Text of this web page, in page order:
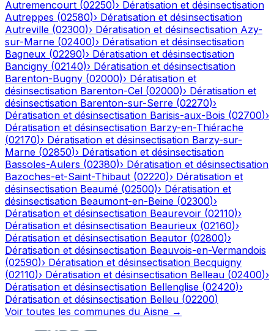
Autremencourt (02250)› Dératisation et désinsectisation
Autreppes (02580)› Dératisation et désinsectisation
Autreville (02300)› Dératisation et désinsectisation Azy-
sur-Marne (02400)› Dératisation et désinsectisation
Bagneux (02290)› Dératisation et désinsectisation
Bancigny (02140)› Dératisation et désinsectisation
Barenton-Bugny (02000)› Dératisation et
désinsectisation Barenton-Cel (02000)› Dératisation et
désinsectisation Barenton-sur-Serre (02270)›
Dératisation et désinsectisation Barisis-aux-Bois (02700)›
Dératisation et désinsectisation Barzy-en-Thiérache
(02170)› Dératisation et désinsectisation Barzy-sur-
Marne (02850)› Dératisation et désinsectisation
Bassoles-Aulers (02380)› Dératisation et désinsectisation
Bazoches-et-Saint-Thibaut (02220)› Dératisation et
désinsectisation Beaumé (02500)› Dératisation et
désinsectisation Beaumont-en-Beine (02300)›
Dératisation et désinsectisation Beaurevoir (02110)›
Dératisation et désinsectisation Beaurieux (02160)›
Dératisation et désinsectisation Beautor (02800)›
Dératisation et désinsectisation Beauvois-en-Vermandois
(02590)› Dératisation et désinsectisation Becquigny
(02110)› Dératisation et désinsectisation Belleau (02400)›
Dératisation et désinsectisation Bellenglise (02420)›
Dératisation et désinsectisation Belleu (02200)
Voir toutes les communes du Aisne →